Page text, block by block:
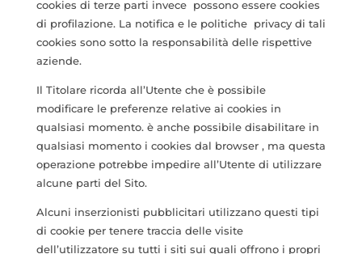
cookies di terze parti invece possono essere cookies
di profilazione. La notifica e le politiche privacy di tali
cookies sono sotto la responsabilità delle rispettive
aziende.
Il Titolare ricorda all’Utente che è possibile
modificare le preferenze relative ai cookies in
qualsiasi momento. è anche possibile disabilitare in
qualsiasi momento i cookies dal browser , ma questa
operazione potrebbe impedire all’Utente di utilizzare
alcune parti del Sito.
Alcuni inserzionisti pubblicitari utilizzano questi tipi
di cookie per tenere traccia delle visite
dell’utilizzatore su tutti i siti sui quali offrono i propri